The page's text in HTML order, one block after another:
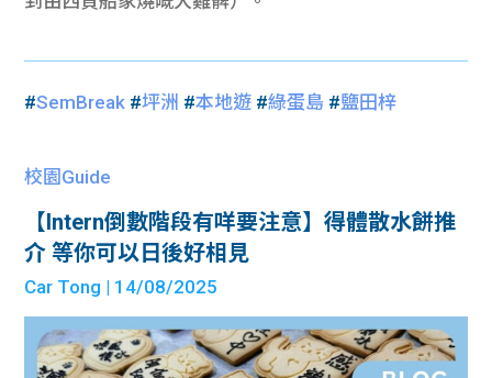
#SemBreak #坪洲 #本地遊 #綠蛋島 #鹽田梓
校園Guide
【Intern倒數階段有咩要注意】得體散水餅推
介 等你可以日後好相見
Car Tong | 14/08/2025